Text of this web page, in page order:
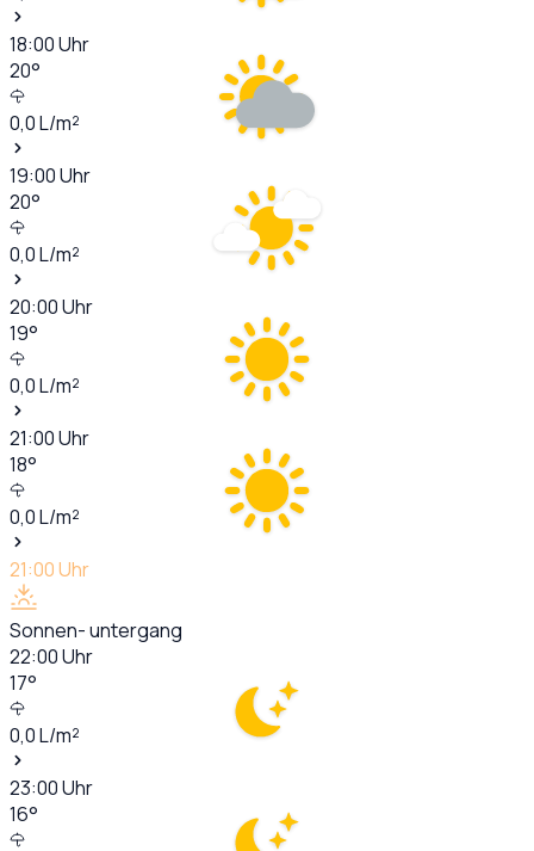
18:00Uhr
20°
0,0L/m²
19:00Uhr
20°
0,0L/m²
20:00Uhr
19°
0,0L/m²
21:00Uhr
18°
0,0L/m²
21:00Uhr
Sonnen- untergang
22:00Uhr
17°
0,0L/m²
23:00Uhr
16°